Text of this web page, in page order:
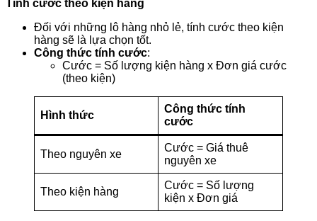
Tính cước theo kiện hàng
Đối với những lô hàng nhỏ lẻ, tính cước theo kiện
hàng sẽ là lựa chọn tốt.
Công thức tính cước:
Cước = Số lượng kiện hàng x Đơn giá cước
(theo kiện)
Hình thức
Công thức tính
cước
Theo nguyên xe
Cước = Giá thuê
nguyên xe
Theo kiện hàng
Cước = Số lượng
kiện x Đơn giá